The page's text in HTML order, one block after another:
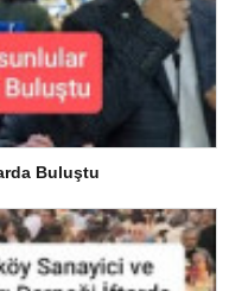
Buluştu